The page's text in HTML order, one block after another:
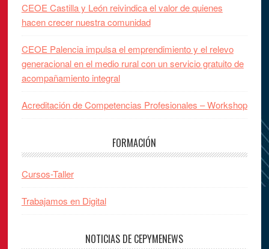
CEOE Castilla y León reivindica el valor de quienes
hacen crecer nuestra comunidad
CEOE Palencia impulsa el emprendimiento y el relevo
generacional en el medio rural con un servicio gratuito de
acompañamiento integral
Acreditación de Competencias Profesionales – Workshop
FORMACIÓN
Cursos-Taller
Trabajamos en Digital
NOTICIAS DE CEPYMENEWS